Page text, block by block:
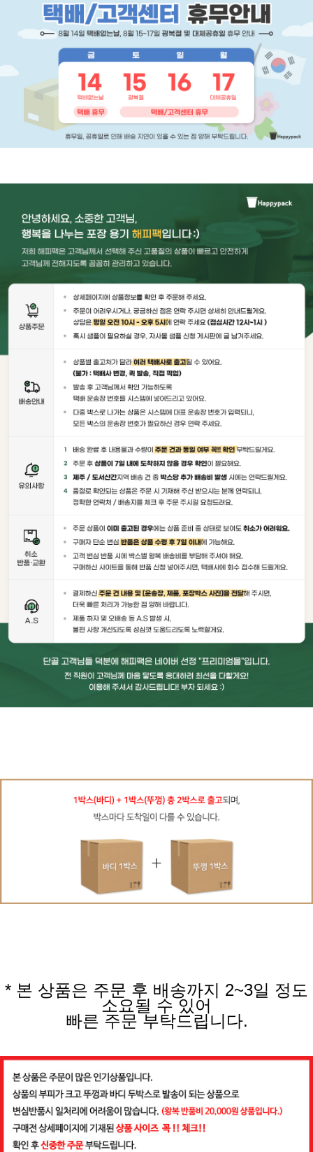
* 본 상품은 주문 후 배송까지 2~3일 정도
소요될 수 있어
빠른 주문 부탁드립니다.